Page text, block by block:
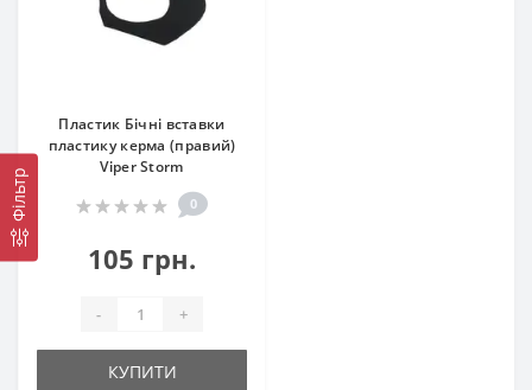
Фільтр
Пластик Бічні вставки
пластику керма (правий)
Viper Storm
0
105 грн.
- +
КУПИТИ